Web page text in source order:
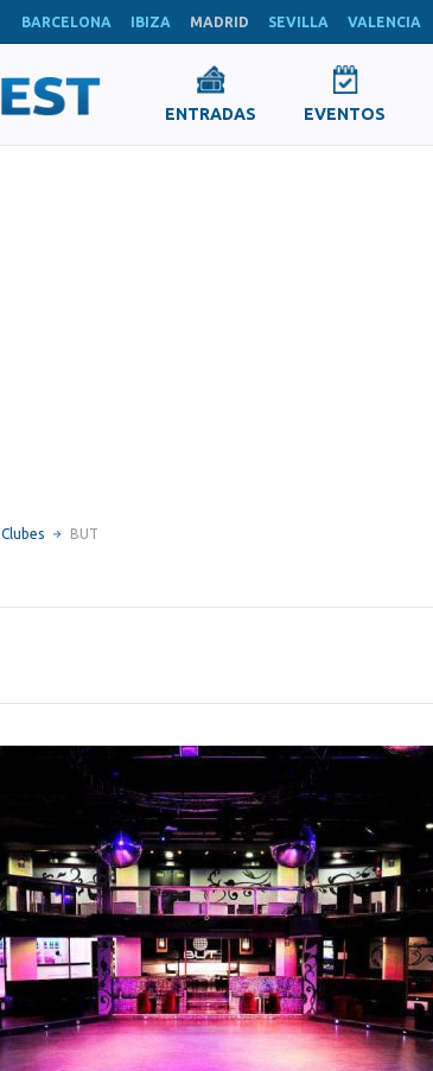
BARCELONA IBIZA MADRID SEVILLA VALENCIA
ENTRADAS EVENTOS
Clubes BUT